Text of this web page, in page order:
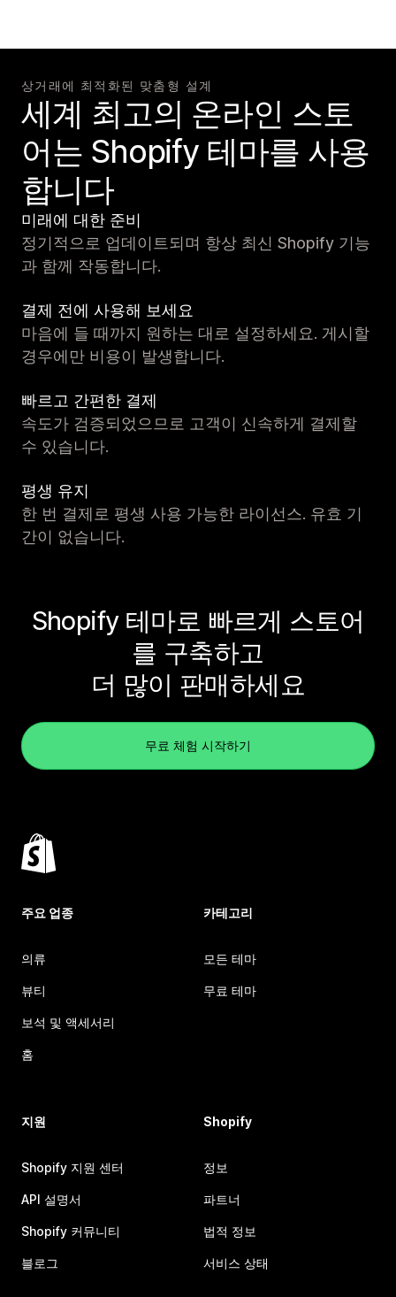
상거래에 최적화된 맞춤형 설계
세계 최고의 온라인 스토
어는 Shopify 테마를 사용
합니다
미래에 대한 준비
정기적으로 업데이트되며 항상 최신 Shopify 기능
과 함께 작동합니다.
결제 전에 사용해 보세요
마음에 들 때까지 원하는 대로 설정하세요. 게시할
경우에만 비용이 발생합니다.
빠르고 간편한 결제
속도가 검증되었으므로 고객이 신속하게 결제할
수 있습니다.
평생 유지
한 번 결제로 평생 사용 가능한 라이선스. 유효 기
간이 없습니다.
Shopify 테마로 빠르게 스토어
를 구축하고
더 많이 판매하세요
무료 체험 시작하기
주요 업종
의류
뷰티
보석 및 액세서리
홈
카테고리
모든 테마
무료 테마
지원
Shopify 지원 센터
API 설명서
Shopify 커뮤니티
블로그
Shopify
정보
파트너
법적 정보
서비스 상태